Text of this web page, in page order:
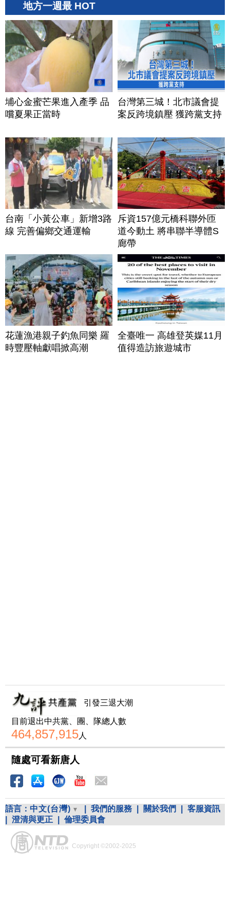
地方一週最 HOT
埔心金蜜芒果進入產季 品
嚐夏果正當時
台灣第三城！北市議會提
案反跨境鎮壓 獲跨黨支持
台南「小黃公車」新增3路
線 完善偏鄉交通運輸
斥資157億元橋科聯外匝
道今動土 將串聯半導體S
廊帶
花蓮漁港親子釣魚同樂 羅
時豐壓軸獻唱掀高潮
全臺唯一 高雄登英媒11月
值得造訪旅遊城市
引發三退大潮
目前退出中共黨、團、隊總人數
464,857,915人
隨處可看新唐人
語言： 中文(台灣) 我們的服務 關於我們
客服資訊
澄清與更正 倫理委員會
Copyright ©2002-2025